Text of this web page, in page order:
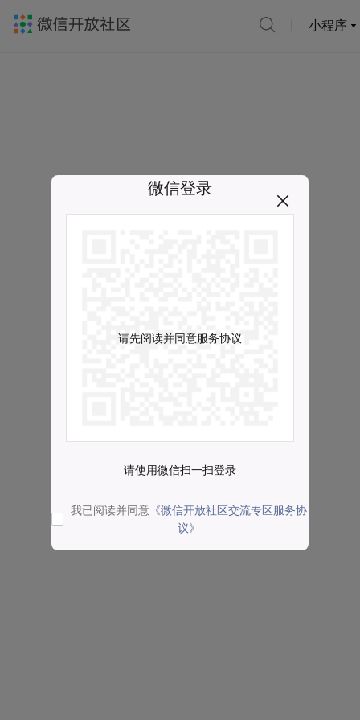
小程序
微信登录
请先阅读并同意服务协议
请使用微信扫一扫登录
我已阅读并同意 《微信开放社区交流专区服务协
议》